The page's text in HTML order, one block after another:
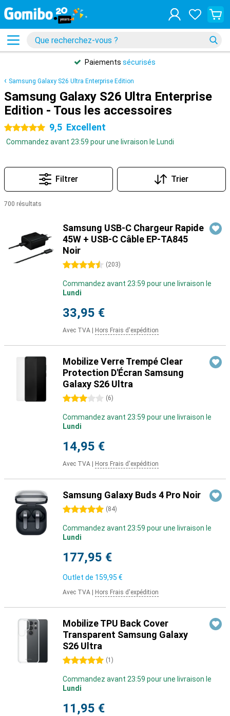
Paiements sécurisés
Samsung Galaxy S26 Ultra Enterprise Edition
Samsung Galaxy S26 Ultra Enterprise
Edition - Tous les accessoires
5 étoiles 9,5 Excellent
Commandez avant 23:59 pour une livraison le Lundi
Filtrer Trier
700 résultats
Samsung USB-C Chargeur Rapide
45W + USB-C Câble EP-TA845
Noir
4.5 étoiles (203)
Commandez avant 23:59 pour une livraison le
Lundi
33,95 €
Avec TVA Hors Frais d'expédition
Mobilize Verre Trempé Clear
Protection D'Écran Samsung
Galaxy S26 Ultra
3 étoiles (6)
Commandez avant 23:59 pour une livraison le
Lundi
14,95 €
Avec TVA Hors Frais d'expédition
Samsung Galaxy Buds 4 Pro Noir
5 étoiles (84)
Commandez avant 23:59 pour une livraison le
Lundi
177,95 €
Outlet de 159,95 €
Avec TVA Hors Frais d'expédition
Mobilize TPU Back Cover
Transparent Samsung Galaxy
S26 Ultra
5 étoiles (1 )
Commandez avant 23:59 pour une livraison le
Lundi
11,95 €